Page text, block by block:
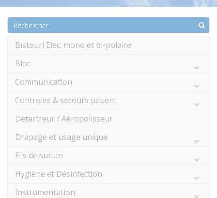
Bistouri Elec. mono et bi-polaire
Bloc
Communication
Controles & secours patient
Detartreur / Aéropolisseur
Drapage et usage unique
Fils de suture
Hygiène et Désinfection
Instrumentation